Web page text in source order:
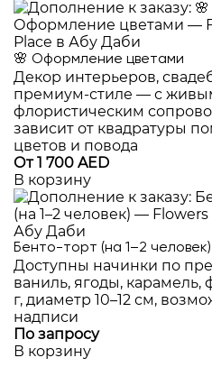
🌸 Оформление цветами
Декор интерьеров,
премиум-стиле — с
флористическим
зависит от квадратуры
цветов и повода
От 1 700 AED
В корзину
Бенто-торт (на 1–2 человек)
Доступны начинки по
ваниль, ягоды, карамель,
г, диаметр 10–12 см,
надписи
По запросу
В корзину